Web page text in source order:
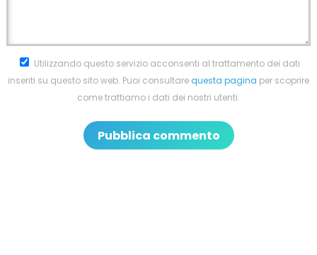
Utilizzando questo servizio acconsenti al trattamento dei dati
inseriti su questo sito web. Puoi consultarequesta pagina per scoprire
come trattiamo i dati dei nostri utenti.